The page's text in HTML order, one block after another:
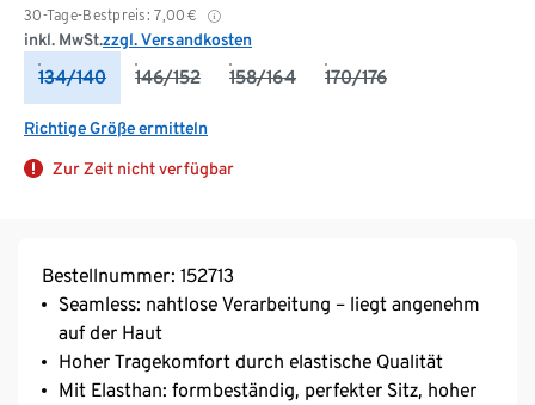
30-Tage-Bestpreis: 7,00 €
inkl. MwSt.zzgl. Versandkosten
134/140 146/152 158/164 170/176
Richtige Größe ermitteln
Zur Zeit nicht verfügbar
Bestellnummer: 152713
Seamless: nahtlose Verarbeitung – liegt angenehm
auf der Haut
Hoher Tragekomfort durch elastische Qualität
Mit Elasthan: formbeständig, perfekter Sitz, hoher